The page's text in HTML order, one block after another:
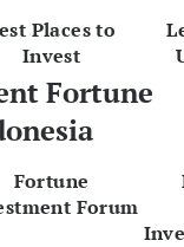
Places to
Invest
Fortune
Fortune
Forum